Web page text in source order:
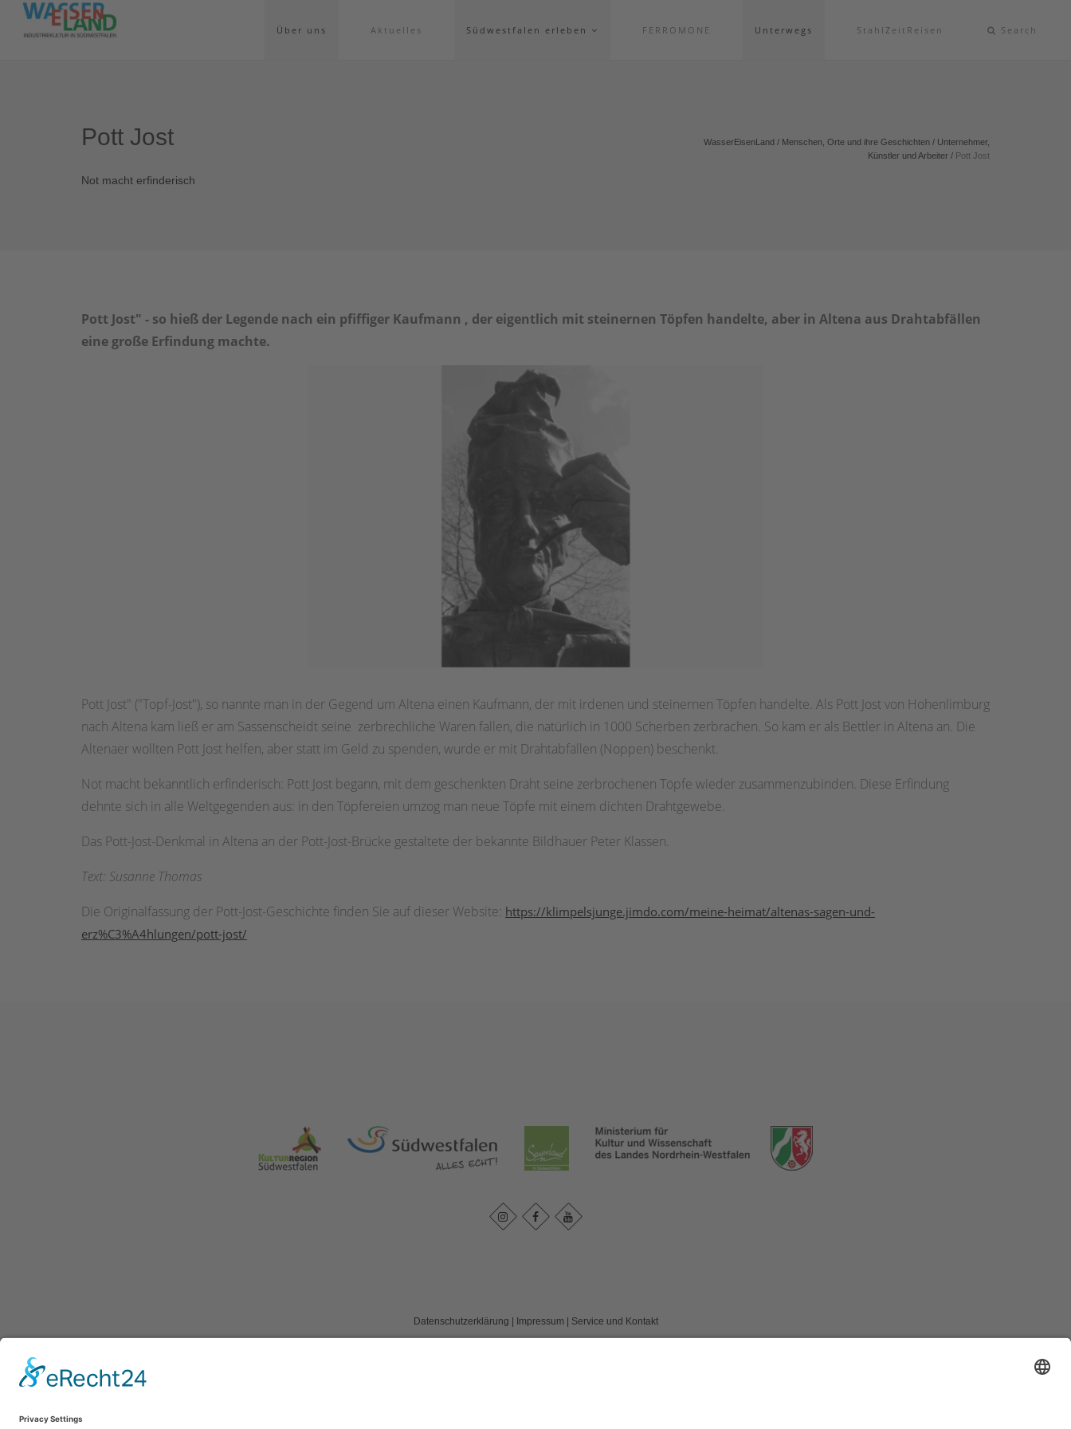
Über uns Aktuelles Südwestfalen erleben FERROMONE Unterwegs StahlZeitReisen Search
Pott Jost
Not macht erfinderisch
WasserEisenLand / Menschen, Orte und ihre Geschichten / Unternehmer,
Künstler und Arbeiter / Pott Jost
Pott Jost" - so hieß der Legende nach ein pfiffiger Kaufmann , der eigentlich mit steinernen Töpfen handelte, aber in Altena aus Drahtabfällen
eine große Erfindung machte.
Pott Jost" ("Topf-Jost"), so nannte man in der Gegend um Altena einen Kaufmann, der mit irdenen und steinernen Töpfen handelte. Als Pott Jost von Hohenlimburg
nach Altena kam ließ er am Sassenscheidt seine zerbrechliche Waren fallen, die natürlich in 1000 Scherben zerbrachen. So kam er als Bettler in Altena an. Die
Altenaer wollten Pott Jost helfen, aber statt im Geld zu spenden, wurde er mit Drahtabfällen (Noppen) beschenkt.
Not macht bekanntlich erfinderisch: Pott Jost begann, mit dem geschenkten Draht seine zerbrochenen Töpfe wieder zusammenzubinden. Diese Erfindung
dehnte sich in alle Weltgegenden aus: in den Töpfereien umzog man neue Töpfe mit einem dichten Drahtgewebe.
Das Pott-Jost-Denkmal in Altena an der Pott-Jost-Brücke gestaltete der bekannte Bildhauer Peter Klassen.
Text: Susanne Thomas
Die Originalfassung der Pott-Jost-Geschichte finden Sie auf dieser Website: https://klimpelsjunge.jimdo.com/meine-heimat/altenas-sagen-und-
erz%C3%A4hlungen/pott-jost/
Datenschutzerklärung | Impressum | Service und Kontakt